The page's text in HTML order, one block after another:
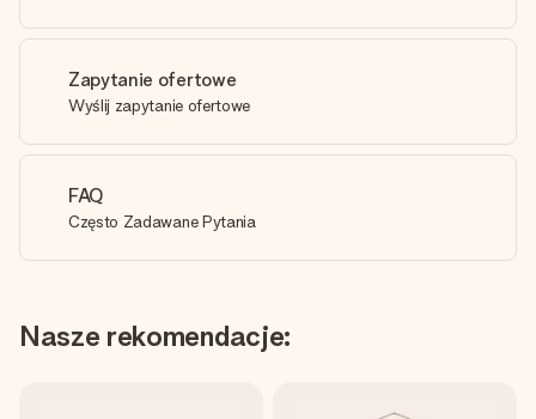
Zapytanie ofertowe
Wyślij zapytanie ofertowe
FAQ
Często Zadawane Pytania
Nasze rekomendacje: